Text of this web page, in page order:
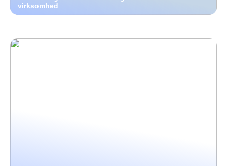
virksomhed